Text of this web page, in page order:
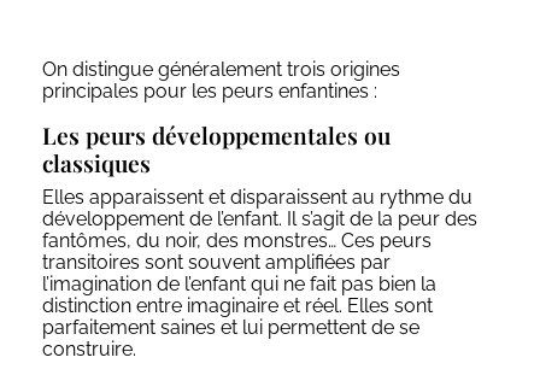
On distingue généralement trois origines
principales pour les peurs enfantines :
Les peurs développementales ou
classiques
Elles apparaissent et disparaissent au rythme du
développement de l’enfant. Il s’agit de la peur des
fantômes, du noir, des monstres… Ces peurs
transitoires sont souvent amplifiées par
l’imagination de l’enfant qui ne fait pas bien la
distinction entre imaginaire et réel. Elles sont
parfaitement saines et lui permettent de se
construire.